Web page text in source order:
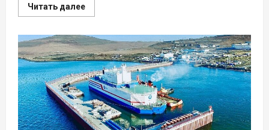
Читать далееПрочитать
больше
Energia
и
RINA
создадут
в
Италии
атомную
промкооперацию